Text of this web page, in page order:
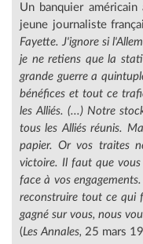
Un banquier
jeune journaliste
Fayette. J'ignore si
je ne retiens que la
grande guerre a
bénéfices et tout ce
les Alliés. (...) Notre
tous les Alliés réunis.
papier. Or vos traites
victoire. Il faut que
face à vos
reconstruire tout ce qui
gagné sur vous, nous
(Les Annales, 25 mars